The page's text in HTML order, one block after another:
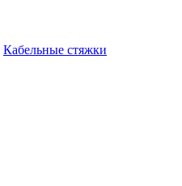
Кабельные стяжки